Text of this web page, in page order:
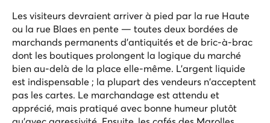
Les visiteurs devraient arriver à pied par la rue Haute
ou la rue Blaes en pente — toutes deux bordées de
marchands permanents d'antiquités et de bric-à-brac
dont les boutiques prolongent la logique du marché
bien au-delà de la place elle-même. L'argent liquide
est indispensable ; la plupart des vendeurs n'acceptent
pas les cartes. Le marchandage est attendu et
apprécié, mais pratiqué avec bonne humeur plutôt